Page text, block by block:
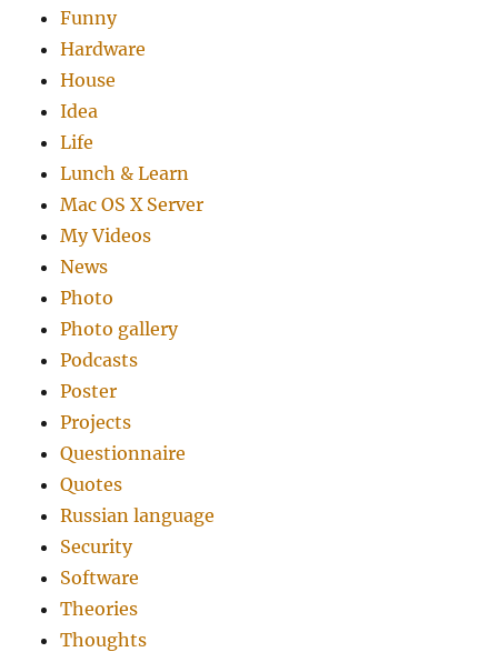
Funny
Hardware
House
Idea
Life
Lunch & Learn
Mac OS X Server
My Videos
News
Photo
Photo gallery
Podcasts
Poster
Projects
Questionnaire
Quotes
Russian language
Security
Software
Theories
Thoughts